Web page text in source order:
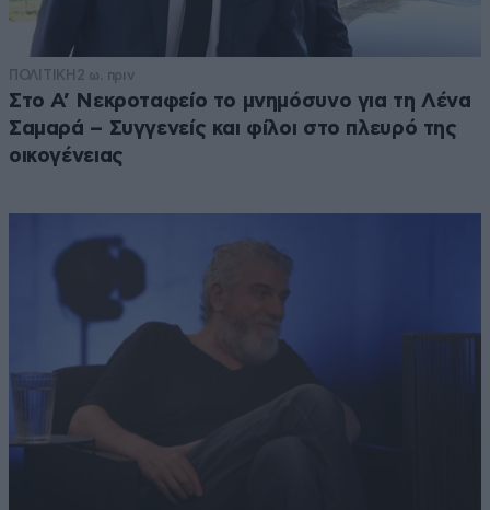
ΠΟΛΙΤΙΚΗ 2 ω. πριν
Στο Α’ Νεκροταφείο το μνημόσυνο για τη Λένα
Σαμαρά – Συγγενείς και φίλοι στο πλευρό της
οικογένειας